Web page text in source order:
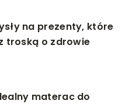
na prezenty, które
troską o zdrowie
materac do